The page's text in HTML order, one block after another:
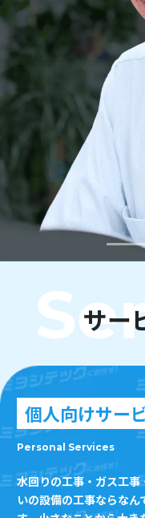
サー
個人向けサー
Personal Services
水回りの工事・ガス工事
いの設備の工事ならなん